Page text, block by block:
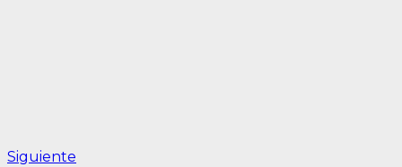
Siguiente